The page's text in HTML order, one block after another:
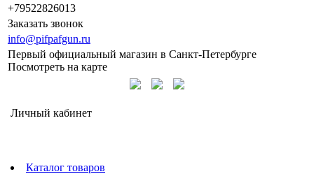
+79522826013
Заказать звонок
info@pifpafgun.ru
Первый официальный магазин в Санкт-Петербурге
Посмотреть на карте
Личный кабинет
Каталог товаров